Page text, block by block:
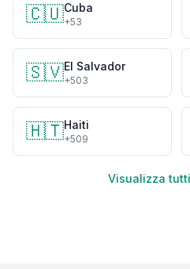
🇨🇺Cuba
+53
🇸🇻El Salvador
+503
🇭🇹Haiti
+509
Visualizza